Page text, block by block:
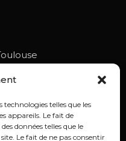
technologies telles que les
appareils. Le fait de
données telles que le
Le fait de ne pas consentir
toiture